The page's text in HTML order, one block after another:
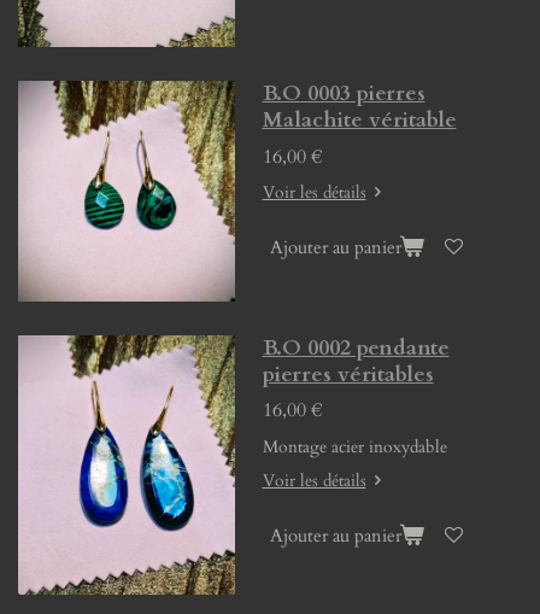
B.O 0003 pierres
Malachite véritable
16,00 €
Voir les détails
Ajouter au panier
B.O 0002 pendante
pierres véritables
16,00 €
Montage acier inoxydable
Voir les détails
Ajouter au panier